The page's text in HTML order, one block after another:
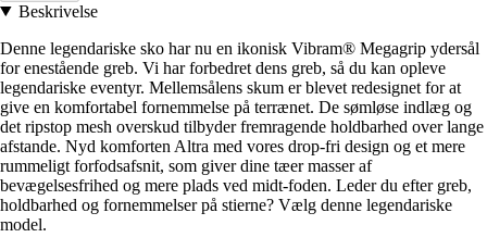
Beskrivelse
Denne legendariske sko har nu en ikonisk Vibram® Megagrip ydersål
for enestående greb. Vi har forbedret dens greb, så du kan opleve
legendariske eventyr. Mellemsålens skum er blevet redesignet for at
give en komfortabel fornemmelse på terrænet. De sømløse indlæg og
det ripstop mesh overskud tilbyder fremragende holdbarhed over lange
afstande. Nyd komforten Altra med vores drop-fri design og et mere
rummeligt forfodsafsnit, som giver dine tæer masser af
bevægelsesfrihed og mere plads ved midt-foden. Leder du efter greb,
holdbarhed og fornemmelser på stierne? Vælg denne legendariske
model.